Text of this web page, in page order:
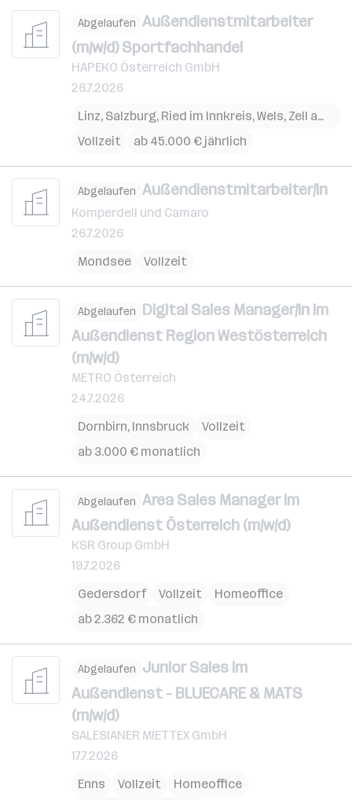
Abgelaufen Außendienstmitarbeiter
(m/w/d) Sportfachhandel
HAPEKO Österreich GmbH
26.7.2026
Linz, Salzburg, Ried im Innkreis,Wels, Zell am See
Vollzeit
ab 45.000 € jährlich
Abgelaufen Außendienstmitarbeiter/in
Komperdell und Camaro
26.7.2026
Mondsee
Vollzeit
Abgelaufen Digital Sales Manager/in im
Außendienst Region Westösterreich
(m/w/d)
METRO Österreich
24.7.2026
Dornbirn, Innsbruck
Vollzeit
ab 3.000 € monatlich
Abgelaufen Area Sales Manager im
Außendienst Österreich (m/w/d)
KSR Group GmbH
19.7.2026
Gedersdorf
Vollzeit
Homeoffice
ab 2.362 € monatlich
Abgelaufen Junior Sales im
Außendienst - BLUECARE & MATS
(m/w/d)
SALESIANER MIETTEX GmbH
17.7.2026
Enns
Vollzeit
Homeoffice